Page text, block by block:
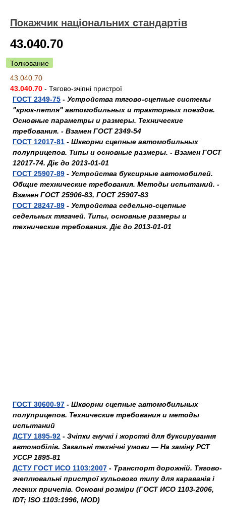
Покажчик національних стандартів
43.040.70
Толкование
43.040.70
43.040.70 - Тягово-зчіпні пристрої
ГОСТ 2349-75 - Устройства тягово-сцепные системы
"крюк-петля" автомобильных и тракторных поездов.
Основные параметры и размеры. Технические
требования. - Взамен ГОСТ 2349-54
ГОСТ 12017-81 - Шкворни сцепные автомобильных
полуприцепов. Типы и основные размеры. - Взамен ГОСТ
12017-74. Діє до 2013-01-01
ГОСТ 25907-89 - Устройства буксирные автомобилей.
Общие технические требования. Методы испытаний. -
Взамен ГОСТ 25906-83, ГОСТ 25907-83
ГОСТ 28247-89 - Устройства седельно-сцепные
седельных тягачей. Типы, основные размеры и
технические требования. Діє до 2013-01-01
ГОСТ 30600-97 - Шкворни сцепные автомобильных
полуприцепов. Технические требования и методы
испытаний
ДСТУ 1895-92 - Зчіпки гнучкі і жорсткі для буксирування
автомобілів. Загальні технічні умови — На заміну РСТ
УССР 1895-81
ДСТУ ГОСТ ИСО 1103:2007 - Транспорт дорожній. Тягово-
зчеплювальні пристрої кульового типу для караванів і
легких причепів. Основні розміри (ГОСТ ИСО 1103-2006,
IDT; ISO 1103:1996, MOD)